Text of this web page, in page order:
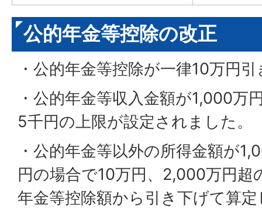
公的年金等控除の改正
・公的年金等控除が一律10万円
・公的年金等収入金額が1,000万
5千円の上限が設定されました。
・公的年金等以外の所得金額が
円の場合で10万円、2,000万円超
年金等控除額から引き下げて算